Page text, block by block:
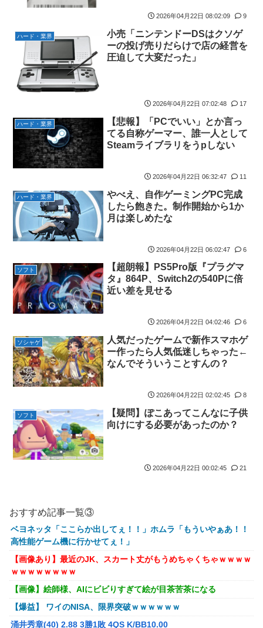
【ROBOT魂】 88,000のミーティアが二次も即完売なの大人気す
【デレマス】 紗南「アイドルに似合うポケモン？」
ブラッドボーン全クリしたんだが
【画像】田中みな実さん、妊娠中とは思えないヒール姿で登場し
てしまう
ワイ手取り15万正社員→副業でウーバーやってるんやが金がない
株式投資、若年男性の自信喪失の原因に-6割超が「人生の敗者」
自認
【緊急】お笑いジャングルポケット斉藤慎二被告に懲役7年の求
刑←これ…
【ウマ娘】セイちゃんの攻撃力を見よ！！！
【悲報】人気配信者「はっきり言う、ジャングリア沖縄ほんとー
ーーーーーーーにおもんない！！！！」→炎上
海外「全部日本の真似だったのか…」 日本の普通のテレビ番組が
最新SNSの数十年先を行っていたと話題に
【艦これ】これがラ級ちゃんの水着modeか・・・！
ぐらんぶる Season 3 第5話 感想：耕平がタレントの替え玉に！
奇行にはちゃんと意味があった！
竹﨑由佳アナ ピタパンのお尻！！
【ウマ娘】セイちゃんの攻撃力を見よ！！！
【画像】島田フミカネ先生、ひたすらエッチな絵を上げ続ける存
在になってしまう
【ウマ娘】（悲報）ナイスネイチャ、討ち取られる
【画像あり】ワイ、今更SSSS.GRIDMANを観賞するも面白過ぎ
【バンダイ】「食玩」「プライズ」「ガシャポン」2026年8月発
売商品【発売スケジュール】
【悲報】AV女優さん、キモオタチー牛弱男どもの「おはよう」に
【画像】令和最新版のあのちゃん、可愛過ぎてワイらにブッ刺さ
りまくりw w w w w w
【ナイトレイン】 舐め腐ったネタビルドで床舐めしまくる「俺っ
て面白いやろ？」みたいな寒い奴
連合のモルモット部隊の部隊長になりました 第45話
【ウルトラQ】 「ナメゴン」とかいうシリーズ初の宇宙怪獣
【デレマス】 橘ありす「あなたの瞳には」
【艦これ】 募：ヴィスビィの触媒
【悲報】コレコレ、月収1億円ｗｗｗそりゃ外出るのにボディガ
【悲報】有名漫画家、がんを公表「大腸癌になってしまいまし
た。肝臓に転移も見られてステージ4です」
伊勢鈴蘭さん、コカ・コーラ愛を全力アピール！
無期懲役、去年の仮釈放わずか４人…もう実質終身刑だった
【画像】田中みな実さん、妊娠中とは思えないヒール姿で登場し
【画像】令和最新版のあのちゃん、可愛過ぎてワイらにブッ刺さ
りまくりw w w w w w
【画像】日焼け口リの締まったお尻っていいよね！ｗｗｗｗｗ
熊本･八代港で自衛隊の「病院船」が医療提供開始、診察と薬剤
処方…被災者向け大浴場も！
【悲報】コメ農家「高市総理には愛想尽かした」売値は生産原価
の半分以下に…肥料代や燃料代は高騰「今年でやめる」農家も
【悲報】かつての「快楽天」が微妙になったわけｗｗｗｗｗ
【有能】政府「トラックはサービスエリア利用有料化すればサボ
らず走るし流問題解決じゃね？」
ジャグラーやってる奴ってヤバいの多すぎじゃね？？？
今季もタイトル獲得を目指すFC町田ゼルビア黒田剛監督が抱負を
語る
2026年04月22日 08:02:09 9
ハード・業界
小売「ニンテンドーDSはクソゲ
ーの投げ売りだらけで店の経営を
圧迫して大変だった」
2026年04月22日 07:02:48 17
ハード・業界
【悲報】「PCでいい」とか言っ
てる自称ゲーマー、誰一人として
Steamライブラリをうpしない
2026年04月22日 06:32:47 11
ハード・業界
やべえ、自作ゲーミングPC完成
したら飽きた。制作開始から1か
月は楽しめたな
2026年04月22日 06:02:47 6
ソフト
【超朗報】PS5Pro版『プラグマ
タ』864P、Switch2の540Pに倍
近い差を見せる
2026年04月22日 04:02:46 6
ソシャゲ
人気だったゲームで新作スマホゲ
ー作ったら人気低迷しちゃった←
なんでそういうことすんの？
2026年04月22日 02:02:45 8
ソフト
【疑問】ぽこあってこんなに子供
向けにする必要があったのか？
2026年04月22日 00:02:45 21
おすすめ記事一覧③
ベヨネッタ「ここらか出してぇ！！」ホムラ「もういやぁあ！！
高性能ゲーム機に行かせてぇ！」
【画像あり】最近のJK、スカート丈がもうめちゃくちゃｗｗｗｗ
ｗｗｗｗｗｗｗｗ
【画像】絵師様、AIにビビりすぎて絵が目茶苦茶になる
【爆益】 ワイのNISA、限界突破ｗｗｗｗｗｗ
涌井秀章(40) 2.88 3勝1敗 4QS K/BB10.00